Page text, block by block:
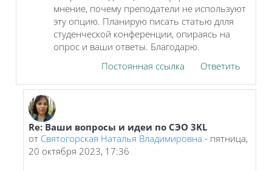
мнение, почему преподатели не используют
эту опцию. Планирую писать статью длля
студенческой конференции, опираясь на
опрос и ваши ответы. Благодарю.
Постоянная ссылка
Ответить
В ответ на Грабарник Елена Владимировна
Re: Ваши вопросы и идеи по СЭО 3KL
от Святогорская Наталья Владимировна - пятница,
20 октября 2023, 17:36